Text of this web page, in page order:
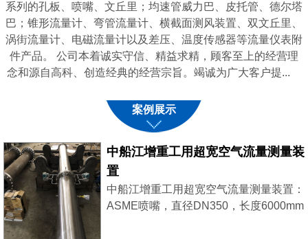
系列的孔板、喷嘴、文丘里；均速管威力巴、皮托管、德尔塔
巴；锥形流量计、弯管流量计、横截面测风装置、双文丘里、
涡街流量计、电磁流量计以及差压、温度传感器等流量仪表附
件产品。 公司本着诚实守信、精益求精，顾客至上的经营理
念和源自高科、创造经典的经营宗旨。竭诚为广大客户提...
案例展示
中船江增重工用超宽空气流量测量装
置
中船江增重工用超宽空气流量测量装置：
ASME喷嘴，直径DN350，长度6000mm